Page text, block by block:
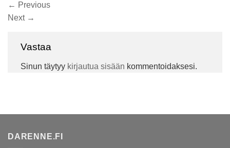
← Previous
Next →
Vastaa
Sinun täytyy kirjautua sisään kommentoidaksesi.
DARENNE.FI